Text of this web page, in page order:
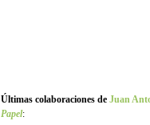
Últimas colaboraciones de Juan
Papel: